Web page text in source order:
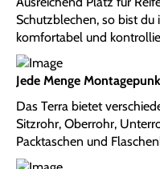
Schutzblechen, so bist
komfortabel und
Jede Menge
Das Terra bietet
Sitzrohr, Oberrohr,
Packtaschen und